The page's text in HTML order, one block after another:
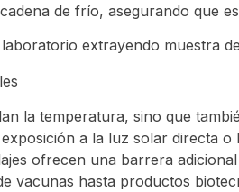
de frío, asegurando que
la temperatura, sino que
a la luz solar directa o
ofrecen una barrera
vacunas hasta productos